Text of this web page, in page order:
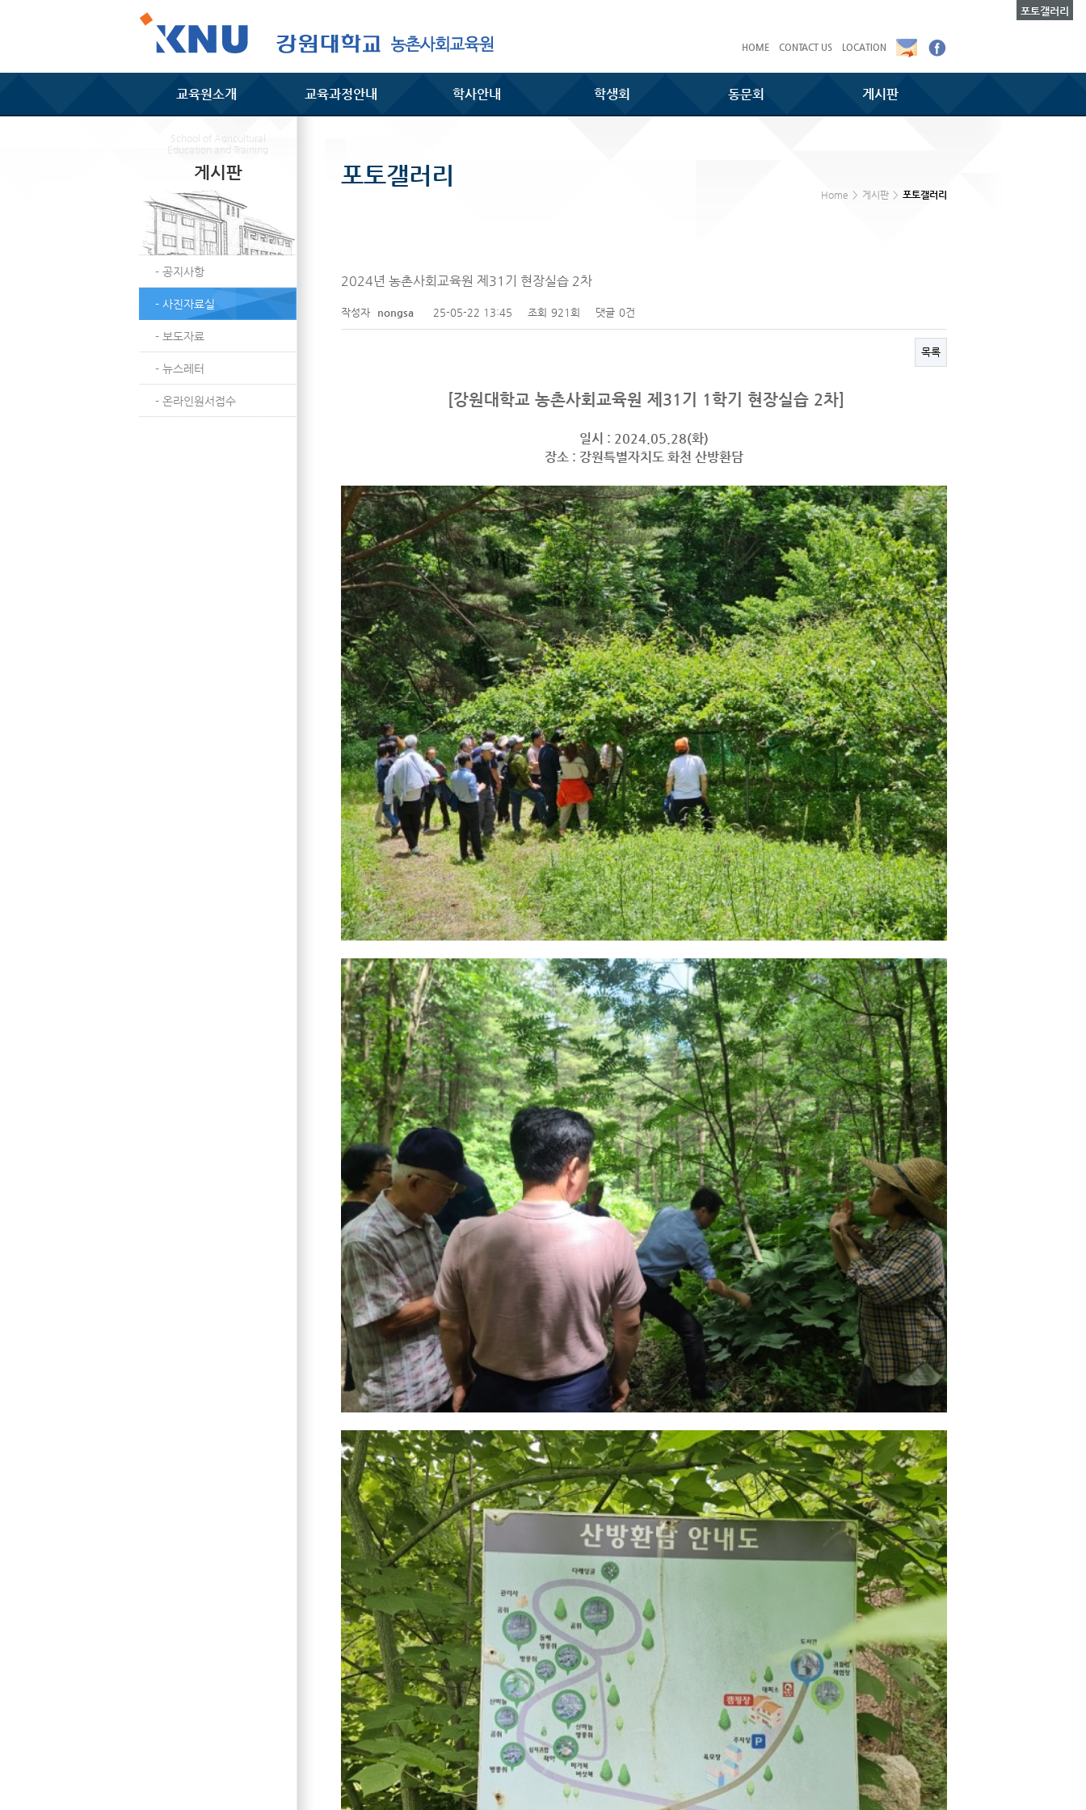
HOME CONTACT US LOCATION
교육원소개 교육과정안내 학사안내 학생회 동문회 게시판
School of Agricultural
Education and Training
게시판
- 공지사항
- 사진자료실
- 보도자료
- 뉴스레터
- 온라인원서접수
포토갤러리
Home > 게시판 > 포토갤러리
포토갤러리
2024년 농촌사회교육원 제31기 현장실습 2차
작성자 nongsa 25-05-22 13:45 조회 921회 댓글 0건
목록
[강원대학교 농촌사회교육원 제31기 1학기 현장실습 2차]
일시 : 2024.05.28(화)
장소 : 강원특별자치도 화천 산방환담